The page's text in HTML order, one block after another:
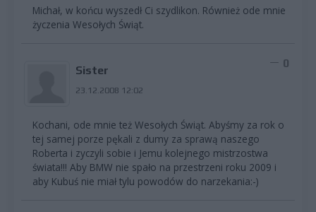
Michał, w końcu wyszedł Ci szydlikon. Również ode mnie
życzenia Wesołych Świąt.
Sister
23.12.2008 12:02
0
Kochani, ode mnie też Wesołych Świąt. Abyśmy za rok o
tej samej porze pękali z dumy za sprawą naszego
Roberta i zyczyli sobie i Jemu kolejnego mistrzostwa
świata!!! Aby BMW nie spało na przestrzeni roku 2009 i
aby Kubuś nie miał tylu powodów do narzekania:-)